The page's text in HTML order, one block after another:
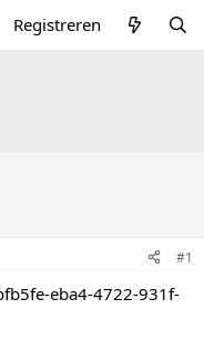
Registreren
#1
eba4-4722-931f-